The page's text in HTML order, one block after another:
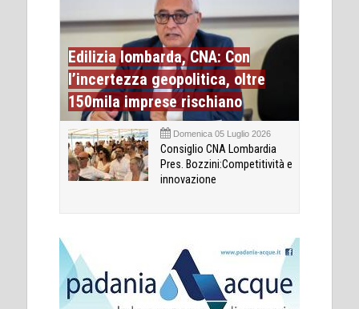
Edilizia lombarda, CNA: Con
l’incertezza geopolitica, oltre
150mila imprese rischiano
Domenica 05 Luglio 2026
Consiglio CNA Lombardia
Pres. Bozzini:Competitività e
innovazione